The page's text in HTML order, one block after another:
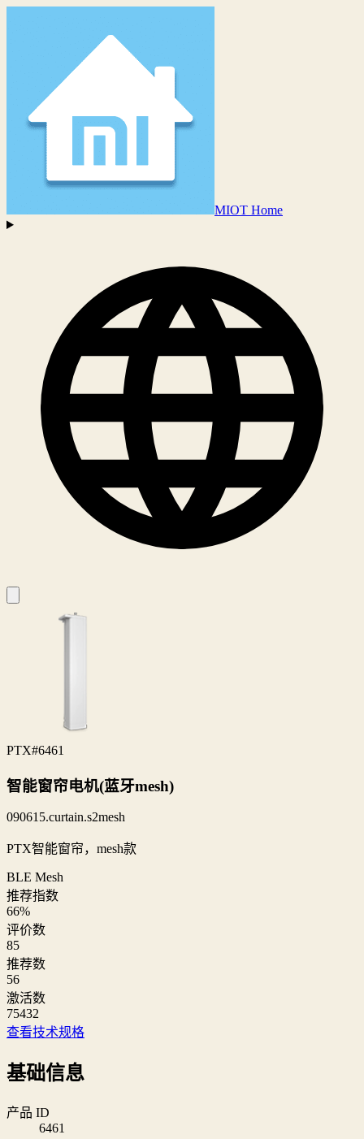
MIOT Home
PTX#6461
智能窗帘电机(蓝牙mesh)
090615.curtain.s2mesh
PTX智能窗帘，mesh款
BLE Mesh
推荐指数
66%
评价数
85
推荐数
56
激活数
75432
查看技术规格
基础信息
产品 ID
6461